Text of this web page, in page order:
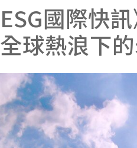
ESG國際快
全球熱浪下